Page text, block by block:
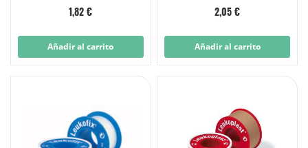
1,82 €
Añadir al carrito
Mediano 20 Piezas
2,05 €
Añadir al carrito